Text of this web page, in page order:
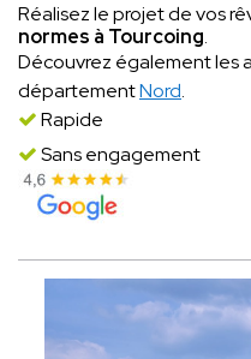
Réalisez le projet de vos
normes à Tourcoing.
Découvrez également les
départementNord.
Rapide
Sans engagement